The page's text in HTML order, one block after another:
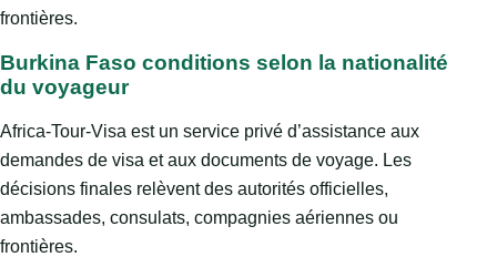
frontières.
Burkina Faso conditions selon la nationalité
du voyageur
Africa-Tour-Visa est un service privé d’assistance aux
demandes de visa et aux documents de voyage. Les
décisions finales relèvent des autorités officielles,
ambassades, consulats, compagnies aériennes ou
frontières.